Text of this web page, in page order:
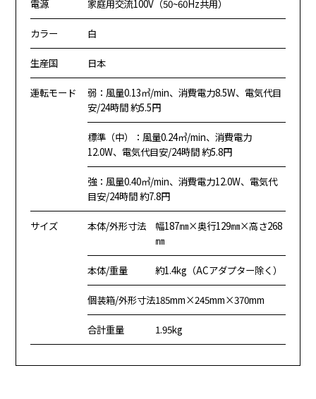
電源 家庭用交流100V（50~60Hz共用）
カラー 白
生産国 日本
運転モード
弱：風量0.13㎥/min、消費電力8.5W、電気代目
安/24時間 約5.5円
標準（中）：風量0.24㎥/min、消費電力
12.0W、電気代目安/24時間 約5.8円
強：風量0.40㎥/min、消費電力12.0W、電気代
目安/24時間 約7.8円
サイズ 本体/外形寸法
幅187㎜×奥行129㎜×高さ268
㎜
本体/重量 約1.4kg（ACアダプター除く）
個装箱/外形寸法185mm×245mm×370mm
合計重量 1.95kg